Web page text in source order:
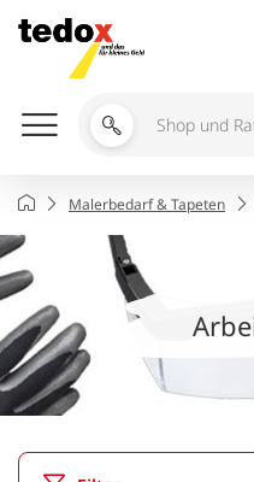
Inhalt
springen
Shop
durchsuchen
StartseiteMalerbedarf & Tapeten